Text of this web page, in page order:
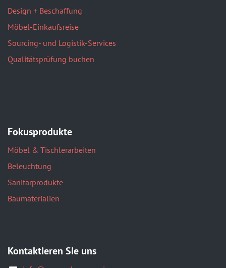
Design + Beschaffung
Möbel-Einkaufsreise
Sourcing- und Logistik-Services
Qualitätsprüfung buchen
Fokusprodukte
Möbel & Tischlerarbeiten
Beleuchtung
Sanitärprodukte
Baumaterialien
Kontaktieren Sie uns